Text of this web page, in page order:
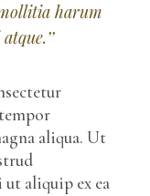
harum
aliqua. Ut
aliquip ex ea